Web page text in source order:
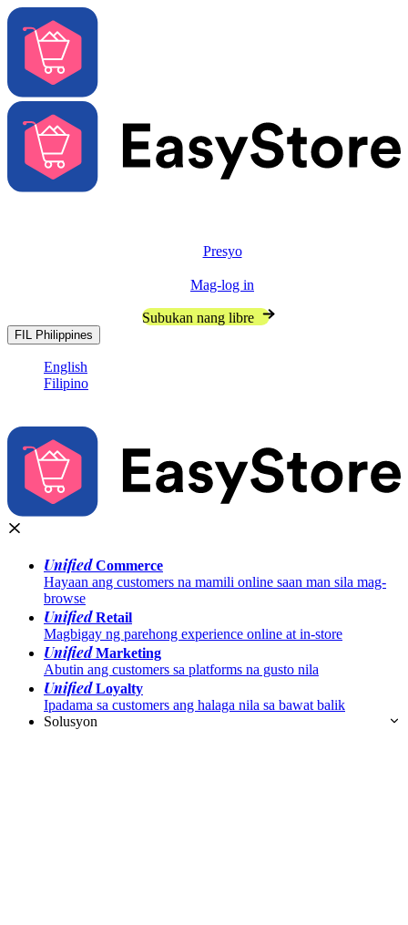
Presyo
Mag-log in
Subukan nang libre
FIL Philippines
English
Filipino
UnifiedCommerce
Hayaan ang customers na mamili online saan man sila mag-
browse
UnifiedRetail
Magbigay ng parehong experience online at in-store
UnifiedMarketing
Abutin ang customers sa platforms na gusto nila
UnifiedLoyalty
Ipadama sa customers ang halaga nila sa bawat balik
Solusyon